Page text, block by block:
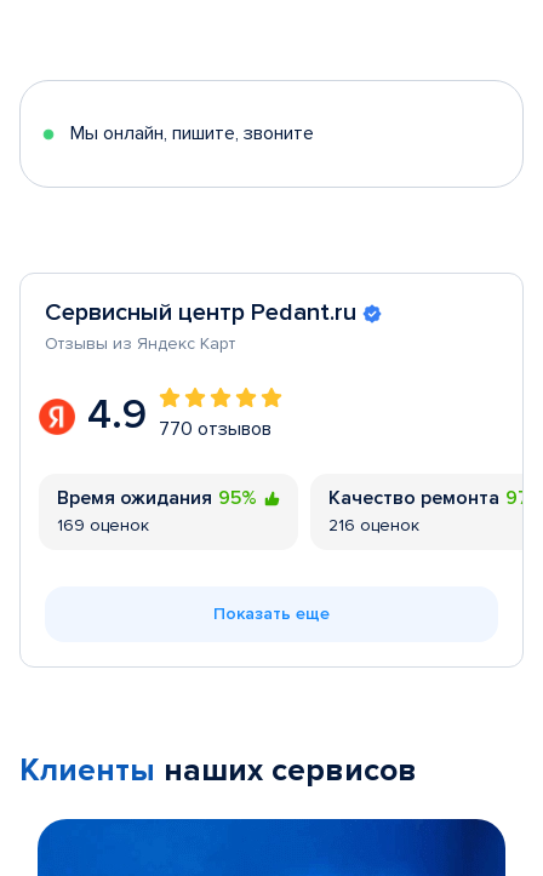
5
Мы онлайн, пишите, звоните
Сервисный центр Pedant.ru
Отзывы из Яндекс Карт
4.9 770 отзывов
Время ожидания 95%
169 оценок
Качество ремонта
216 оценок
Показать еще
Клиенты наших сервисов